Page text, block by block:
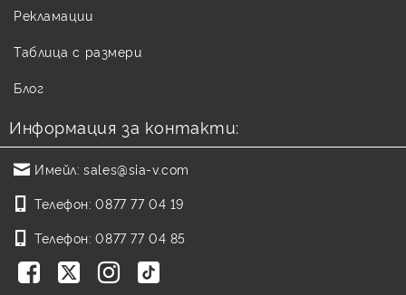
Рекламации
Таблица с размери
Блог
Информация за контакти:
Имейл: sales@sia-v.com
Телефон: 0877 77 04 19
Телефон: 0877 77 04 85